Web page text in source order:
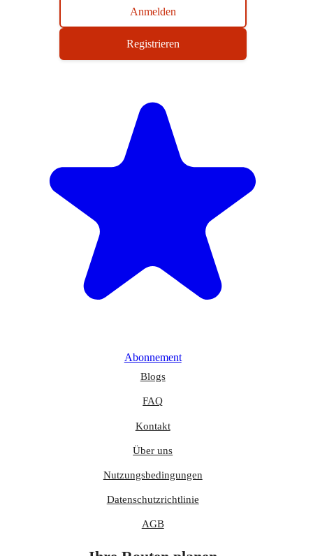
Anmelden
Registrieren
Abonnement
Blogs
FAQ
Kontakt
Über uns
Nutzungsbedingungen
Datenschutzrichtlinie
AGB